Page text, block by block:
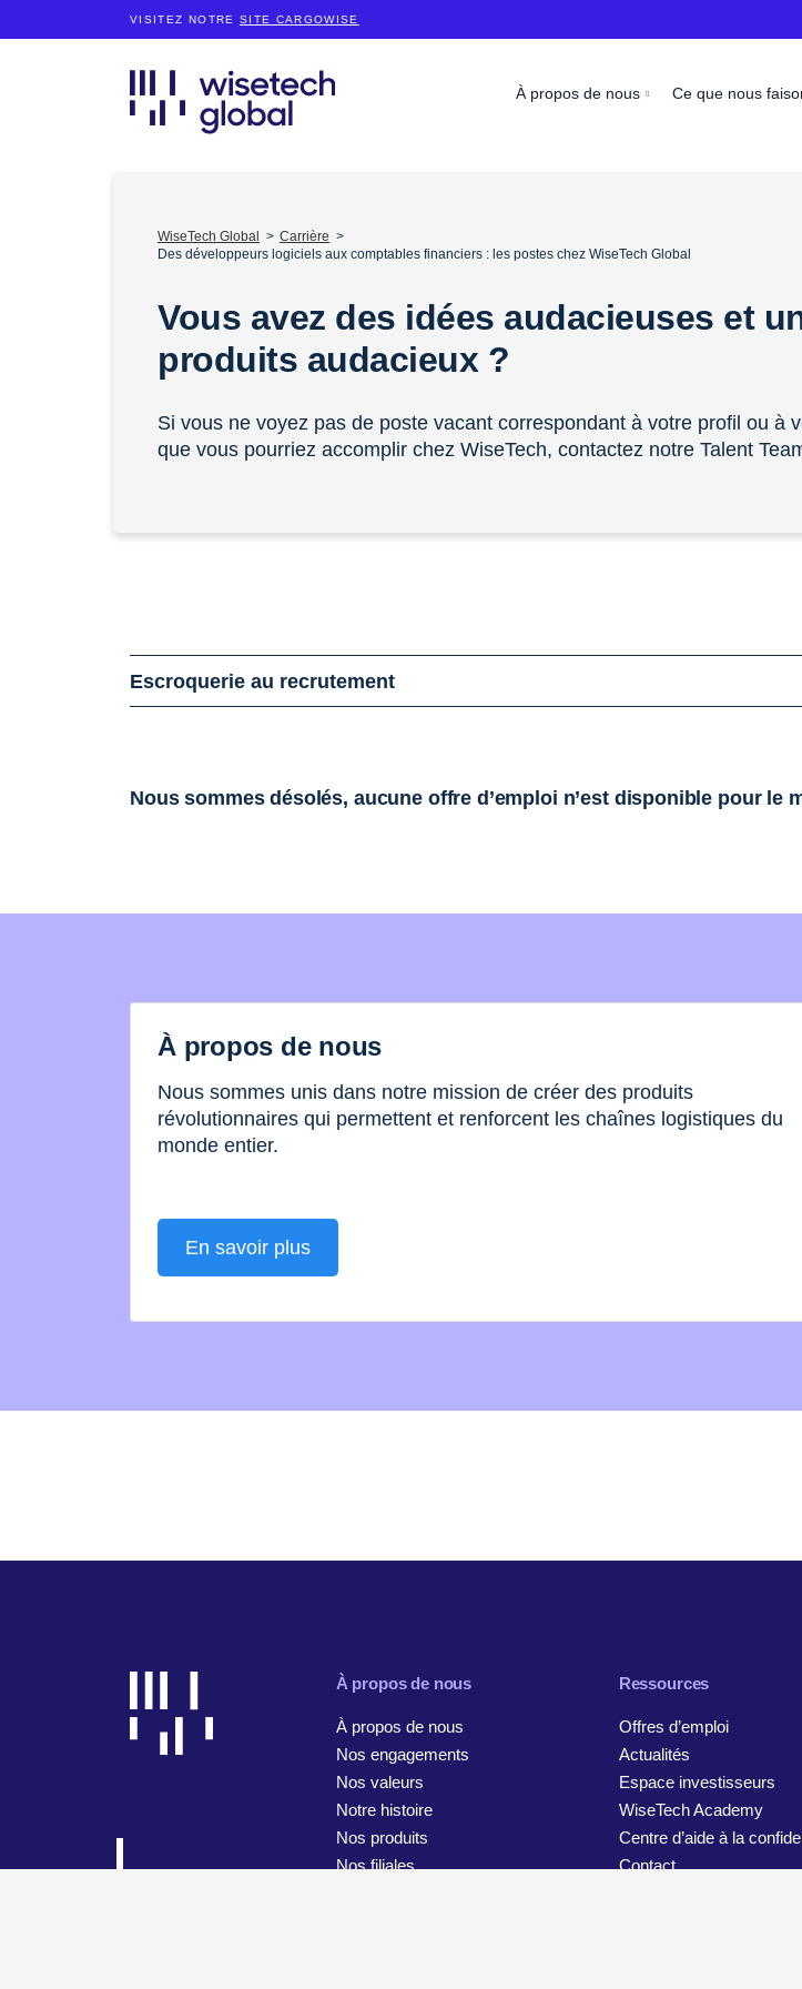
VISITEZ NOTRE SITE CARGOWISE
À propos de nous Ce que nous
WiseTech Global
Carrière
Des développeurs logiciels aux comptables financiers : les postes chez WiseTech Global
Vous avez des idées audacieuses et
produits audacieux ?
Si vous ne voyez pas de poste vacant correspondant à votre profil ou
que vous pourriez accomplir chez WiseTech, contactez notre Talent
Escroquerie au recrutement
Nous sommes désolés, aucune offre d’emploi n’est disponible pour le
À propos de nous
Nous sommes unis dans notre mission de créer des produits
révolutionnaires qui permettent et renforcent les chaînes logistiques du
monde entier.
En savoir plus
À propos de nous
À propos de nous
Nos engagements
Nos valeurs
Notre histoire
Nos produits
Nos filiales
Ressources
Offres d’emploi
Actualités
Espace investisseurs
WiseTech Academy
Centre d’aide à la
Contact